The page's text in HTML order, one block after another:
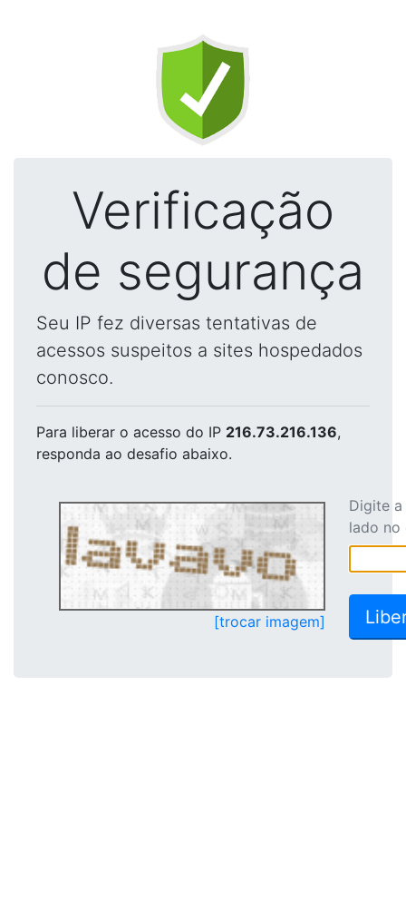
Verificação
de segurança
Seu IP fez diversas tentativas de
acessos suspeitos a sites hospedados
conosco.
Para liberar o acesso do IP 216.73.216.136,
responda ao desafio abaixo.
[trocar imagem]
Digite
lado no